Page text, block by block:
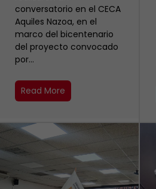
conversatorio en el CECA
Aquiles Nazoa, en el
marco del bicentenario
del proyecto convocado
por…
Read More